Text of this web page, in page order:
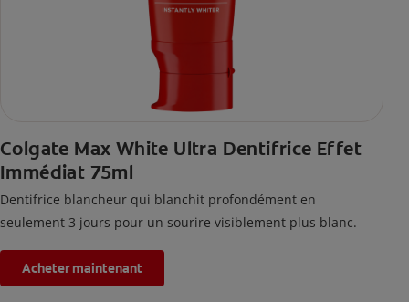
Colgate Max White Ultra Dentifrice Effet
Immédiat 75ml
Dentifrice blancheur qui blanchit profondément en
seulement 3 jours pour un sourire visiblement plus blanc.
Acheter maintenant